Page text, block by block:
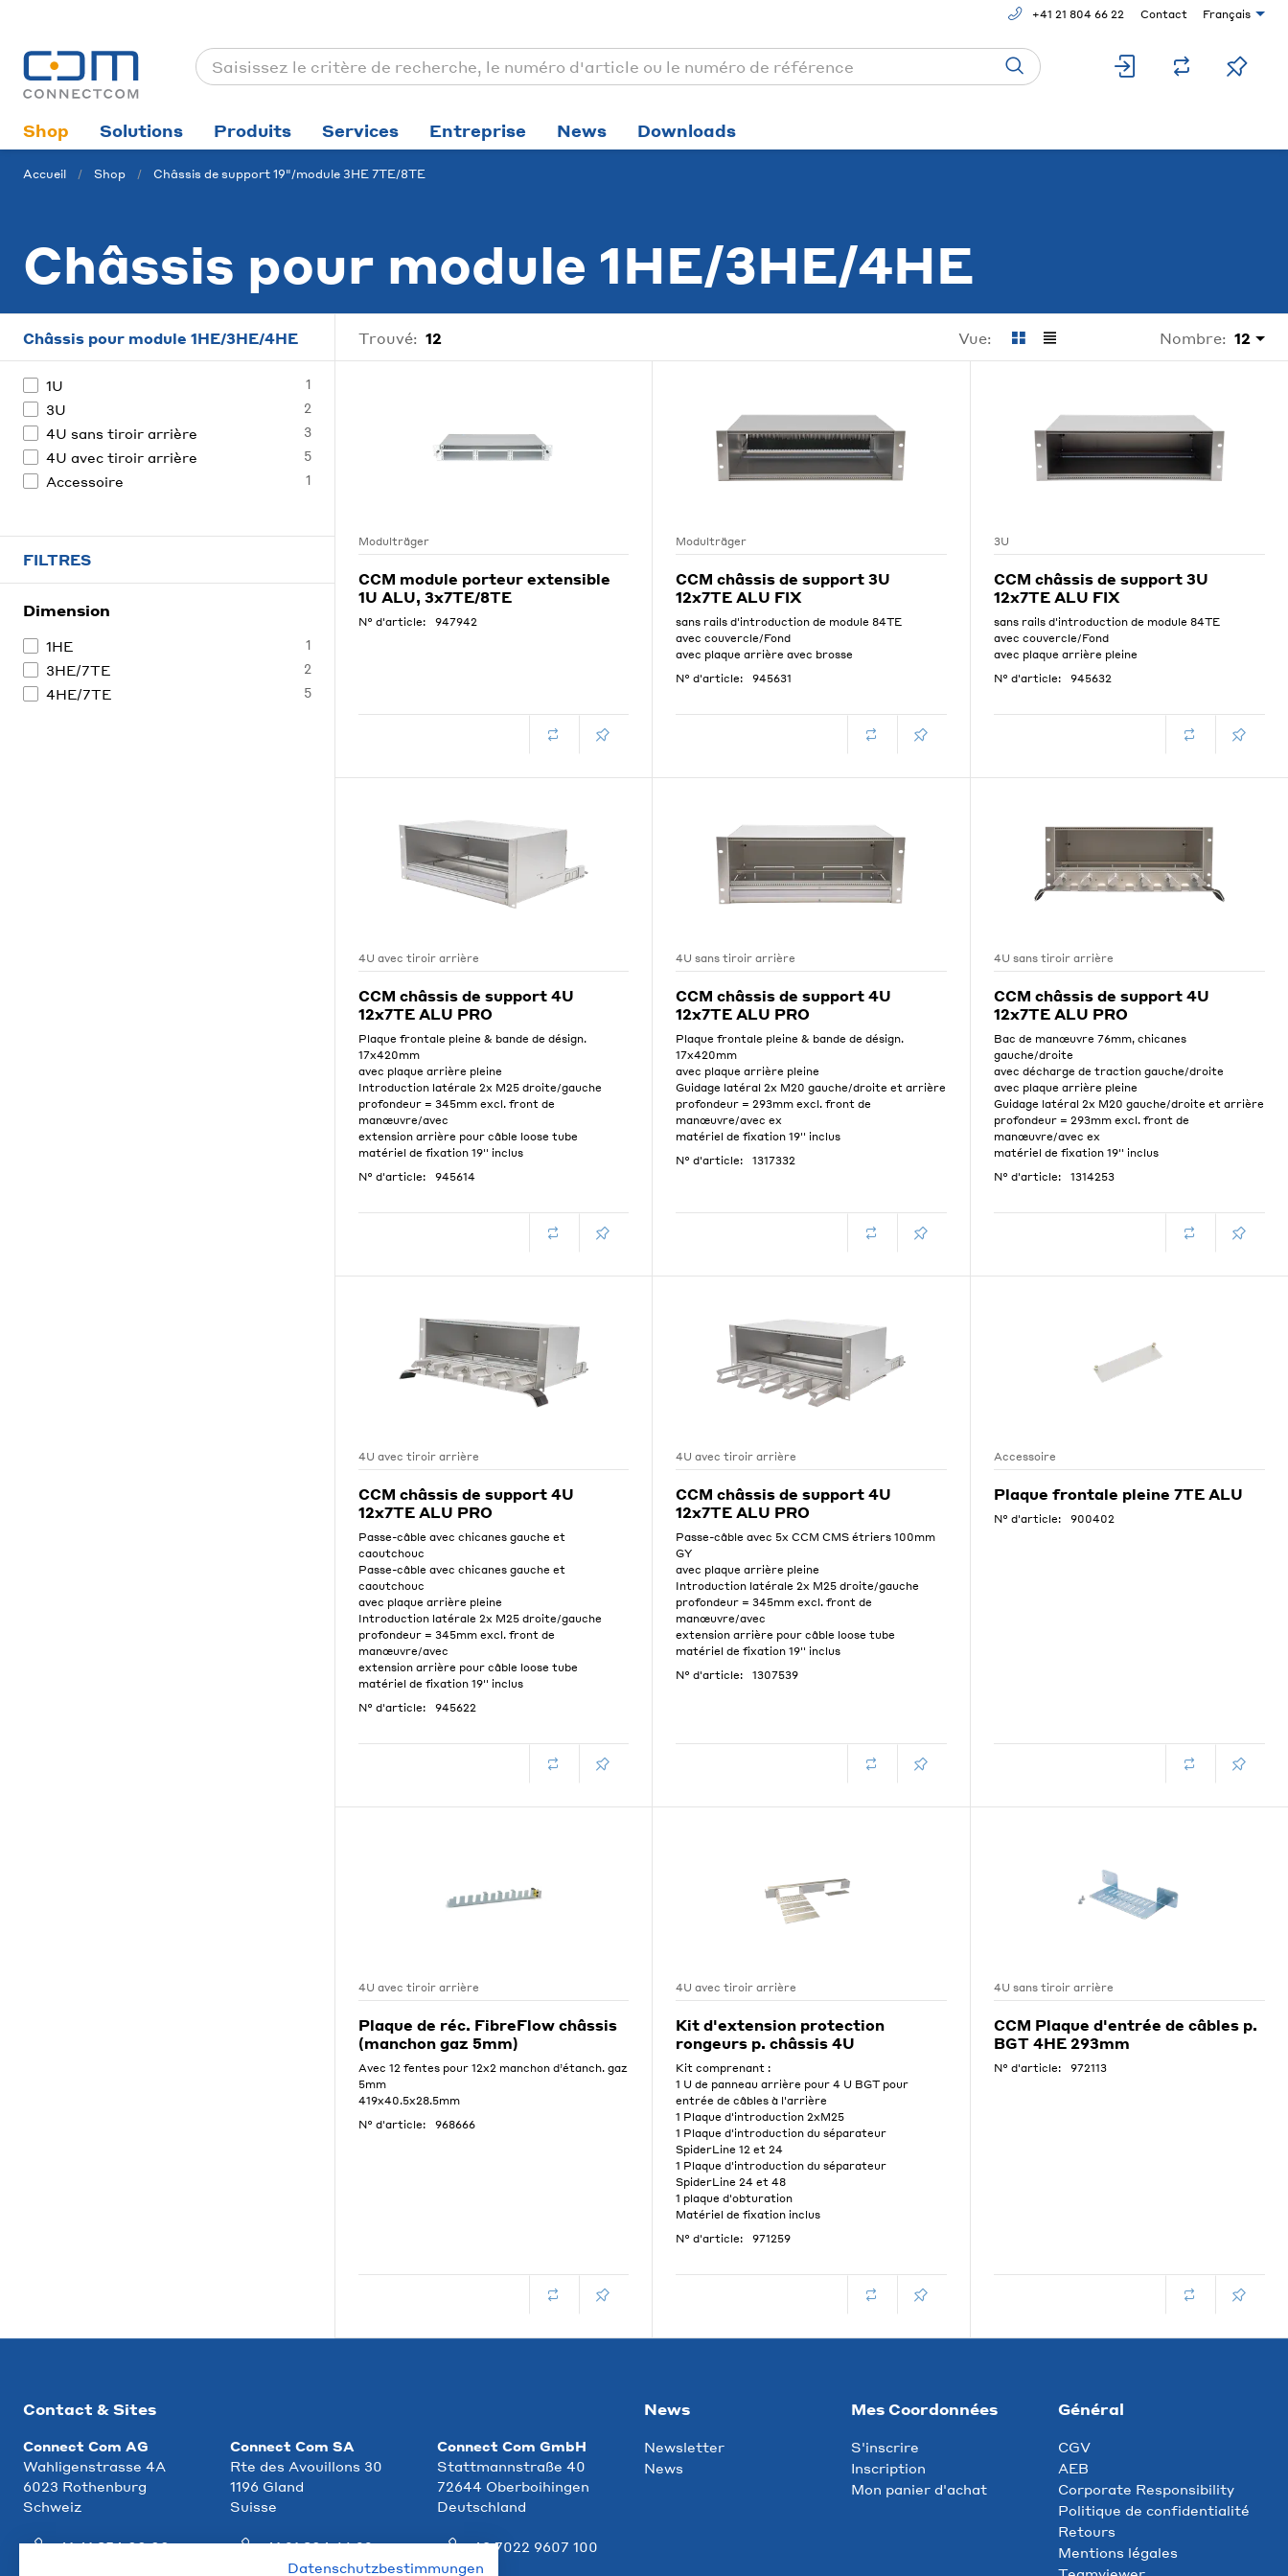
+41 21 804 66 22 Contact Français
Shop Solutions Produits Services Entreprise News Downloads
Accueil Shop Châssis de support 19"/module 3HE 7TE/8TE
Châssis pour module 1HE/3HE/4HE
Châssis pour module 1HE/3HE/4HE Trouvé: 12 Vue: Nombre: 12
1U 1
3U 2
4U sans tiroir arrière 3
4U avec tiroir arrière 5
Accessoire 1
FILTRES
Dimension
1HE 1
3HE/7TE 2
4HE/7TE 5
Modulträger
CCM module porteur extensible
1U ALU, 3x7TE/8TE
N° d'article: 947942
Modulträger
CCM châssis de support 3U
12x7TE ALU FIX
sans rails d'introduction de module 84TE
avec couvercle/Fond
avec plaque arrière avec brosse
N° d'article:
945631
3U
CCM châssis de support 3U
12x7TE ALU FIX
sans rails d'introduction de module 84TE
avec couvercle/Fond
avec plaque arrière pleine
N° d'article:
945632
4U avec tiroir arrière
CCM châssis de support 4U
12x7TE ALU PRO
Plaque frontale pleine & bande de désign.
17x420mm
avec plaque arrière pleine
Introduction latérale 2x M25 droite/gauche
profondeur = 345mm excl. front de
manœuvre/avec
extension arrière pour câble loose tube
matériel de fixation 19'' inclus
N° d'article:
945614
4U sans tiroir arrière
CCM châssis de support 4U
12x7TE ALU PRO
Plaque frontale pleine & bande de désign.
17x420mm
avec plaque arrière pleine
Guidage latéral 2x M20 gauche/droite et arrière
profondeur = 293mm excl. front de
manœuvre/avec ex
matériel de fixation 19'' inclus
N° d'article:
1317332
4U sans tiroir arrière
CCM châssis de support 4U
12x7TE ALU PRO
Bac de manœuvre 76mm, chicanes
gauche/droite
avec décharge de traction gauche/droite
avec plaque arrière pleine
Guidage latéral 2x M20 gauche/droite et arrière
profondeur = 293mm excl. front de
manœuvre/avec ex
matériel de fixation 19'' inclus
N° d'article:
1314253
4U avec tiroir arrière
CCM châssis de support 4U
12x7TE ALU PRO
Passe-câble avec chicanes gauche et
caoutchouc
Passe-câble avec chicanes gauche et
caoutchouc
avec plaque arrière pleine
Introduction latérale 2x M25 droite/gauche
profondeur = 345mm excl. front de
manœuvre/avec
extension arrière pour câble loose tube
matériel de fixation 19'' inclus
N° d'article:
945622
4U avec tiroir arrière
CCM châssis de support 4U
12x7TE ALU PRO
Passe-câble avec 5x CCM CMS étriers 100mm
GY
avec plaque arrière pleine
Introduction latérale 2x M25 droite/gauche
profondeur = 345mm excl. front de
manœuvre/avec
extension arrière pour câble loose tube
matériel de fixation 19'' inclus
N° d'article:
1307539
Accessoire
Plaque frontale pleine 7TE ALU
N° d'article: 900402
4U avec tiroir arrière
Plaque de réc. FibreFlow châssis
(manchon gaz 5mm)
Avec 12 fentes pour 12x2 manchon d’étanch. gaz
5mm
419x40.5x28.5mm
N° d'article:
968666
4U avec tiroir arrière
Kit d'extension protection
rongeurs p. châssis 4U
Kit comprenant :
1 U de panneau arrière pour 4 U BGT pour
entrée de câbles à l'arrière
1 Plaque d'introduction 2xM25
1 Plaque d'introduction du séparateur
SpiderLine 12 et 24
1 Plaque d'introduction du séparateur
SpiderLine 24 et 48
1 plaque d'obturation
Matériel de fixation inclus
N° d'article:
971259
4U sans tiroir arrière
CCM Plaque d'entrée de câbles p.
BGT 4HE 293mm
N° d'article: 972113
Contact & Sites
Connect Com AG
Wahligenstrasse 4A
6023 Rothenburg
Schweiz
+41 41 854 00 00
Connect Com SA
Rte des Avouillons 30
1196 Gland
Suisse
+41 21 804 66 22
Connect Com GmbH
Stattmannstraße 40
72644 Oberboihingen
Deutschland
+49 7022 9607 100
News
Newsletter
News
Mes Coordonnées
S'inscrire
Inscription
Mon panier d'achat
Général
CGV
AEB
Corporate Responsibility
Politique de confidentialité
Retours
Mentions légales
Datenschutzbestimmungen